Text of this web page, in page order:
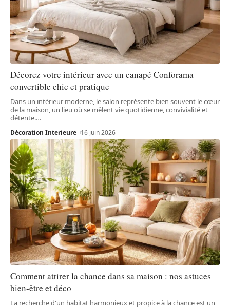
Décorez votre intérieur avec un canapé Conforama
convertible chic et pratique
Dans un intérieur moderne, le salon représente bien souvent le cœur
de la maison, un lieu où se mêlent vie quotidienne, convivialité et
détente.…
Décoration Interieure 16 juin 2026
Comment attirer la chance dans sa maison : nos astuces
bien-être et déco
La recherche d'un habitat harmonieux et propice à la chance est un